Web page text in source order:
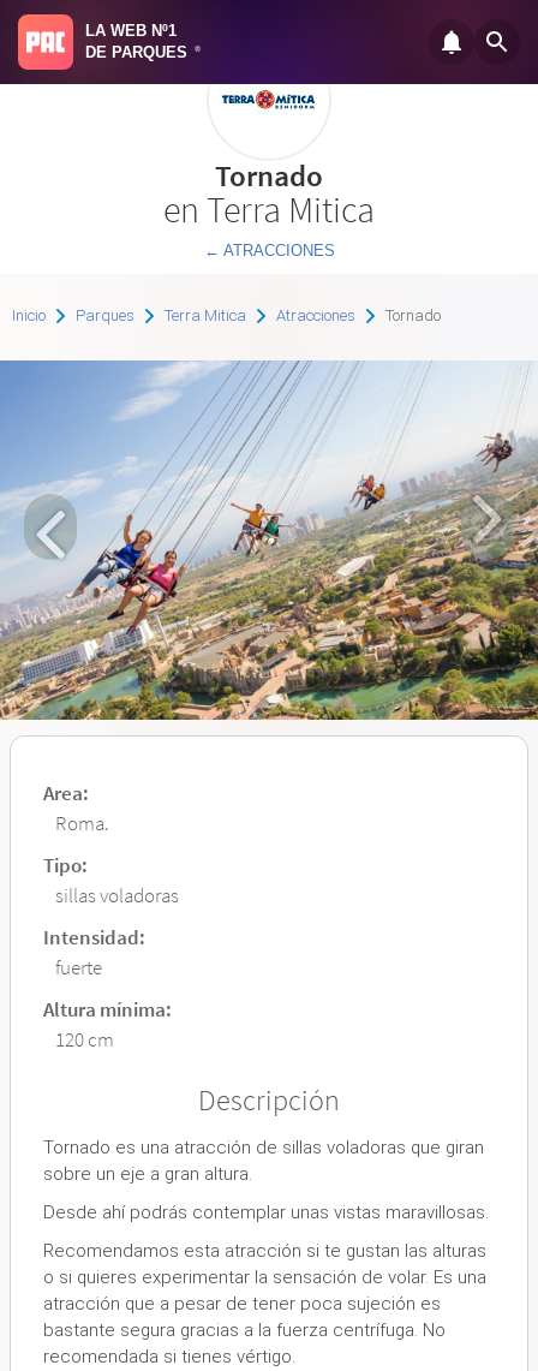
LA WEB Nº1
DE PARQUES
®
Tornado
en Terra Mitica
← ATRACCIONES
Inicio Parques Terra Mitica Atracciones Tornado
Area:
Roma.
Tipo:
sillas voladoras
Intensidad:
fuerte
Altura mínima:
120 cm
Descripción
Tornado es una atracción de sillas voladoras que giran
sobre un eje a gran altura.
Desde ahí podrás contemplar unas vistas maravillosas.
Recomendamos esta atracción si te gustan las alturas
o si quieres experimentar la sensación de volar. Es una
atracción que a pesar de tener poca sujeción es
bastante segura gracias a la fuerza centrífuga. No
recomendada si tienes vértigo.